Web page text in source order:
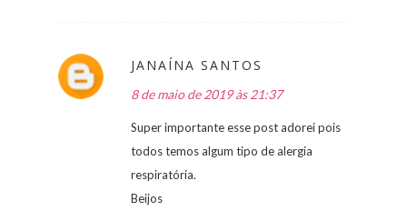
JANAÍNA SANTOS
8 de maio de 2019 às 21:37
Super importante esse post adorei pois
todos temos algum tipo de alergia
respiratória.
Beijos